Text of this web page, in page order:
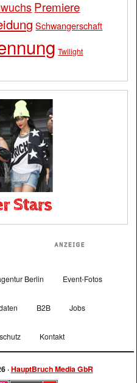
Premiere
Schwangerschaft
Twilight
Berlin Event-Fotos
B2B Jobs
Kontakt
·HauptBruch Media GbR